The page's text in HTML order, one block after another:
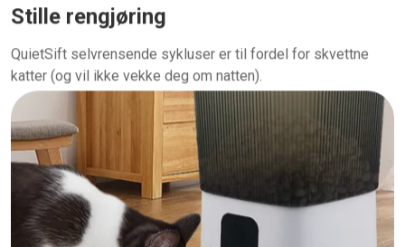
Stille rengjøring
QuietSift selvrensende sykluser er til fordel for skvettne
katter (og vil ikke vekke deg om natten).